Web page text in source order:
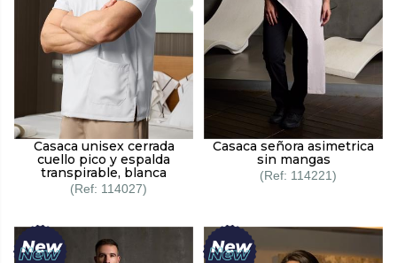
Casaca unisex cerrada
cuello pico y espalda
transpirable, blanca
114027
Casaca señora asimetrica
sin mangas
114221